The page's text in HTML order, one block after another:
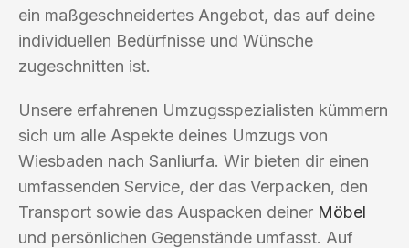
ein maßgeschneidertes Angebot, das auf deine
individuellen Bedürfnisse und Wünsche
zugeschnitten ist.
Unsere erfahrenen Umzugsspezialisten kümmern
sich um alle Aspekte deines Umzugs von
Wiesbaden nach Sanliurfa. Wir bieten dir einen
umfassenden Service, der das Verpacken, den
Transport sowie das Auspacken deiner Möbel
und persönlichen Gegenstände umfasst. Auf